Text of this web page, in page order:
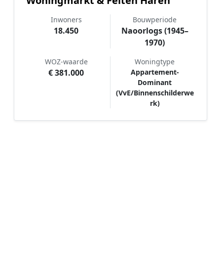
Inwoners
18.450
Bouwperiode
Naoorlogs (1945–
1970)
WOZ-waarde
€ 381.000
Woningtype
Appartement-
Dominant
(VvE/Binnenschilderwe
rk)